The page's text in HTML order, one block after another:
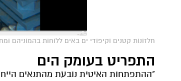
חלזונות קטנים וקיפודי ים באים ללוחות בהמוניהם
התפריט בעומק הים
"ההתפתחות האיטית נובעת מהתנאים